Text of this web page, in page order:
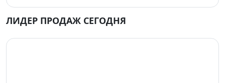
ЛИДЕР ПРОДАЖ СЕГОДНЯ